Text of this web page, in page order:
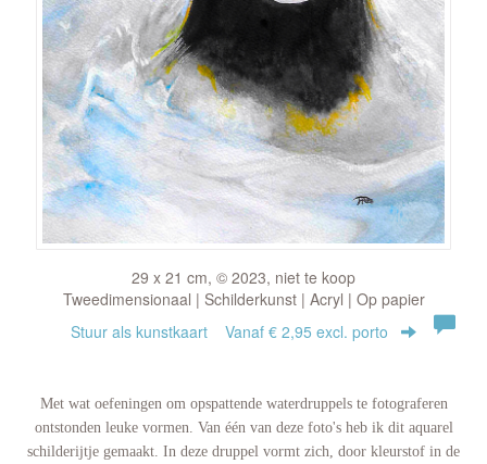
29 x 21 cm, © 2023, niet te koop
Tweedimensionaal | Schilderkunst | Acryl | Op papier
Stuur als kunstkaart Vanaf € 2,95 excl. porto
Met wat oefeningen om opspattende waterdruppels te fotograferen
ontstonden leuke vormen. Van één van deze foto's heb ik dit aquarel
schilderijtje gemaakt. In deze druppel vormt zich, door kleurstof in de